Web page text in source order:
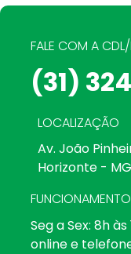
FALE COM A
(31)
LOCALIZAÇÃO
Av. João
Horizonte -
FUNCIONAMENTO
Seg a Sex: 8h
online e